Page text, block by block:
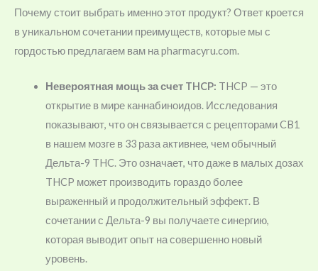
Почему стоит выбрать именно этот продукт? Ответ кроется
в уникальном сочетании преимуществ, которые мы с
гордостью предлагаем вам на pharmacyru.com.
Невероятная мощь за счет THCP: THCP — это
открытие в мире каннабиноидов. Исследования
показывают, что он связывается с рецепторами CB1
в нашем мозге в 33 раза активнее, чем обычный
Дельта-9 THC. Это означает, что даже в малых дозах
THCP может производить гораздо более
выраженный и продолжительный эффект. В
сочетании с Дельта-9 вы получаете синергию,
которая выводит опыт на совершенно новый
уровень.